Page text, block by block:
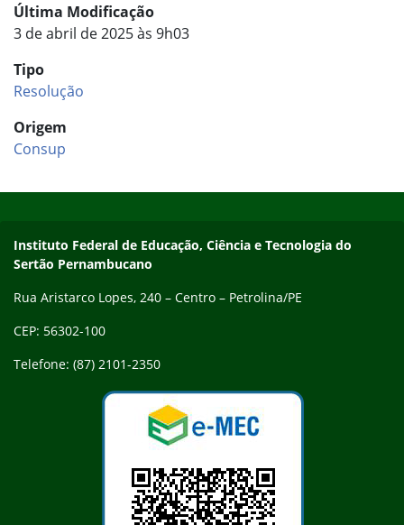
Última Modificação
3 de abril de 2025 às 9h03
Tipo
Resolução
Origem
Consup
Endereço
Instituto Federal de Educação, Ciência e Tecnologia do
Sertão Pernambucano
Rua Aristarco Lopes, 240 – Centro – Petrolina/PE
CEP: 56302-100
Telefone: (87) 2101-2350